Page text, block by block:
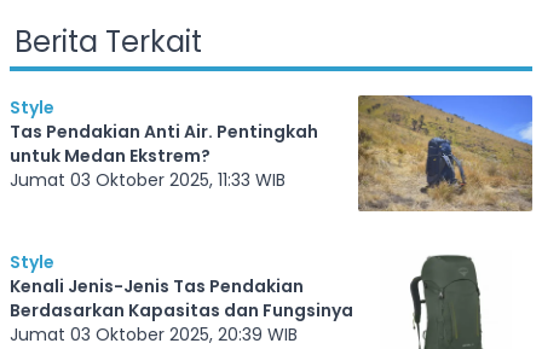
Berita Terkait
Style
Tas Pendakian Anti Air. Pentingkah
untuk Medan Ekstrem?
Jumat 03 Oktober 2025, 11:33 WIB
Style
Kenali Jenis-Jenis Tas Pendakian
Berdasarkan Kapasitas dan Fungsinya
Jumat 03 Oktober 2025, 20:39 WIB